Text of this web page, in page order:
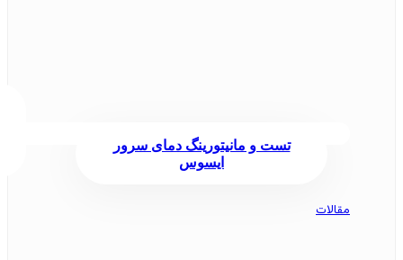
تست و مانیتورینگ دمای سرور
ایسوس
مقالات